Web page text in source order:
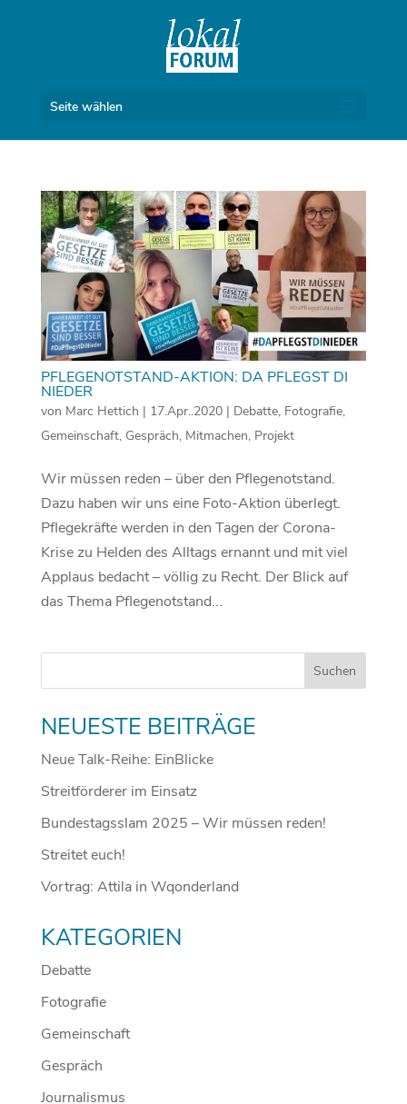
Seite wählen
PFLEGENOTSTAND-AKTION: DA PFLEGST DI
NIEDER
von Marc Hettich | 17.Apr..2020| Debatte, Fotografie,
Gemeinschaft, Gespräch, Mitmachen, Projekt
Wir müssen reden – über den Pflegenotstand.
Dazu haben wir uns eine Foto-Aktion überlegt.
Pflegekräfte werden in den Tagen der Corona-
Krise zu Helden des Alltags ernannt und mit viel
Applaus bedacht – völlig zu Recht. Der Blick auf
das Thema Pflegenotstand...
NEUESTE BEITRÄGE
Neue Talk-Reihe: EinBlicke
Streitförderer im Einsatz
Bundestagsslam 2025 – Wir müssen reden!
Streitet euch!
Vortrag: Attila in Wqonderland
KATEGORIEN
Debatte
Fotografie
Gemeinschaft
Gespräch
Journalismus